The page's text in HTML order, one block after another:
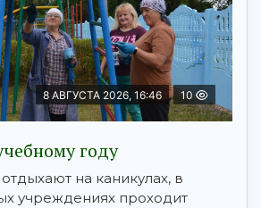
8 АВГУСТА 2026, 16:46 10
году
на каникулах, в
учреждениях проходит